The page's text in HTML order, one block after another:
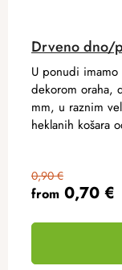
Drveno dno/
from 0,70 €
0,90 €
U ponudi imamo
dekorom oraha,
mm, u raznim
heklanih košara